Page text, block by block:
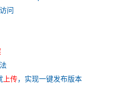
问
上传，实现一键发布版本